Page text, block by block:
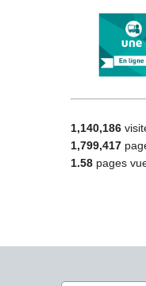
1,140,186
1,799,417
1.58 pages